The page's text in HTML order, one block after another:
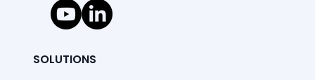
SOLUTIONS